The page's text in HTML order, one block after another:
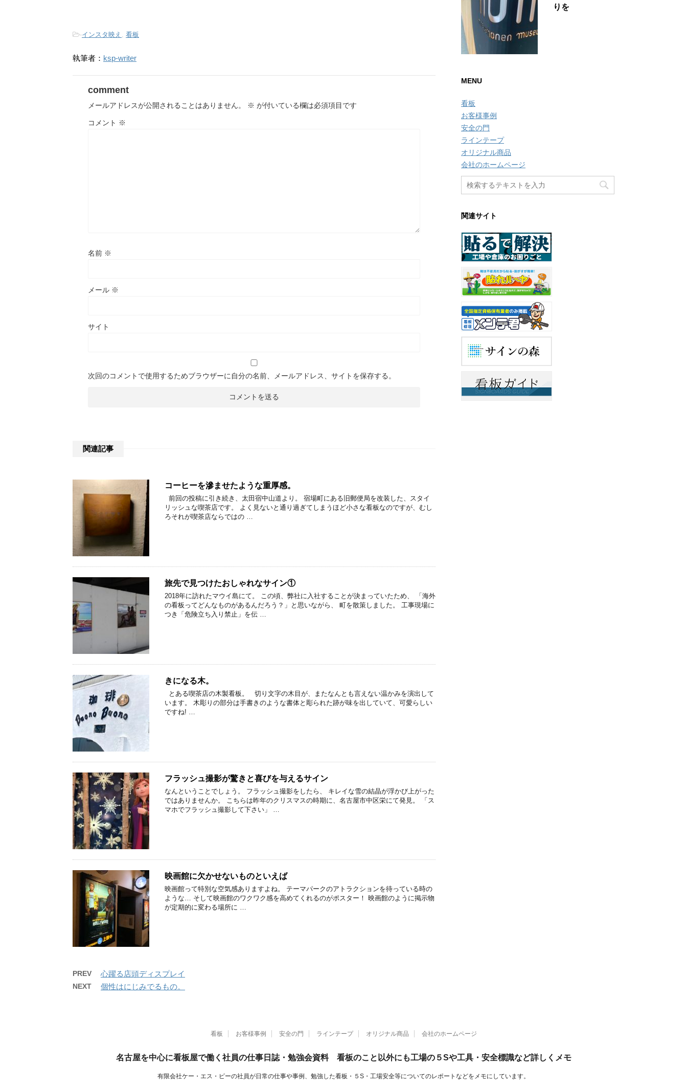
-インスタ映え , 看板
執筆者： ksp-writer
comment
メールアドレスが公開されることはありません。 ※ が付いている欄は必須項目です
コメント ※
名前 ※
メール ※
サイト
次回のコメントで使用するためブラウザーに自分の名前、メールアドレス、サイトを保存する。
関連記事
コーヒーを滲ませたような重厚感。
前回の投稿に引き続き、太田宿中山道より。 宿場町にある旧郵便局を改装した、スタイ
リッシュな喫茶店です。 よく見ないと通り過ぎてしまうほど小さな看板なのですが、むし
ろそれが喫茶店ならではの …
旅先で見つけたおしゃれなサイン①
2018年に訪れたマウイ島にて。 この頃、弊社に入社することが決まっていたため、 「海外
の看板ってどんなものがあるんだろう？」と思いながら、 町を散策しました。 工事現場に
つき「危険立ち入り禁止」を伝 …
きになる木。
とある喫茶店の木製看板。 切り文字の木目が、またなんとも言えない温かみを演出して
います。 木彫りの部分は手書きのような書体と彫られた跡が味を出していて、可愛らしい
ですね! …
フラッシュ撮影が驚きと喜びを与えるサイン
なんということでしょう。 フラッシュ撮影をしたら、 キレイな雪の結晶が浮かび上がった
ではありませんか。 こちらは昨年のクリスマスの時期に、名古屋市中区栄にて発見。 「ス
マホでフラッシュ撮影して下さい」 …
映画館に欠かせないものといえば
映画館って特別な空気感ありますよね。 テーマパークのアトラクションを待っている時の
ような… そして映画館のワクワク感を高めてくれるのがポスター！ 映画館のように掲示物
が定期的に変わる場所に …
PREV 心躍る店頭ディスプレイ
NEXT 個性はにじみでるもの。
りを
MENU
看板
お客様事例
安全の門
ラインテープ
オリジナル商品
会社のホームページ
関連サイト
看板 お客様事例 安全の門 ラインテープ オリジナル商品 会社のホームページ
名古屋を中心に看板屋で働く社員の仕事日誌・勉強会資料 看板のこと以外にも工場の５Sや工具・安全標識など詳しくメモ
有限会社ケー・エス・ピーの社員が日常の仕事や事例、勉強した看板・５S・工場安全等についてのレポートなどをメモにしています。